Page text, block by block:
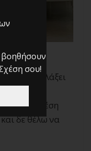
έχει αλλάξει
με τη σχέση
δε θέλω να
βοηθήσουν
σου!